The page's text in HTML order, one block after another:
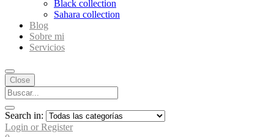
Black collection
Sahara collection
Blog
Sobre mi
Servicios
Close
Search in:
Login or Register